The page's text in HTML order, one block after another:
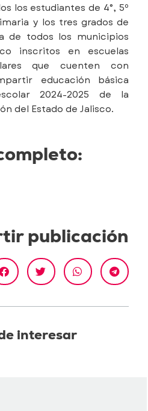
los estudiantes de 4°, 5º
y los tres grados de
de todos los municipios
inscritos en escuelas
que cuenten con
educación básica
2024-2025 de la
del Estado de Jalisco.
publicación
interesar